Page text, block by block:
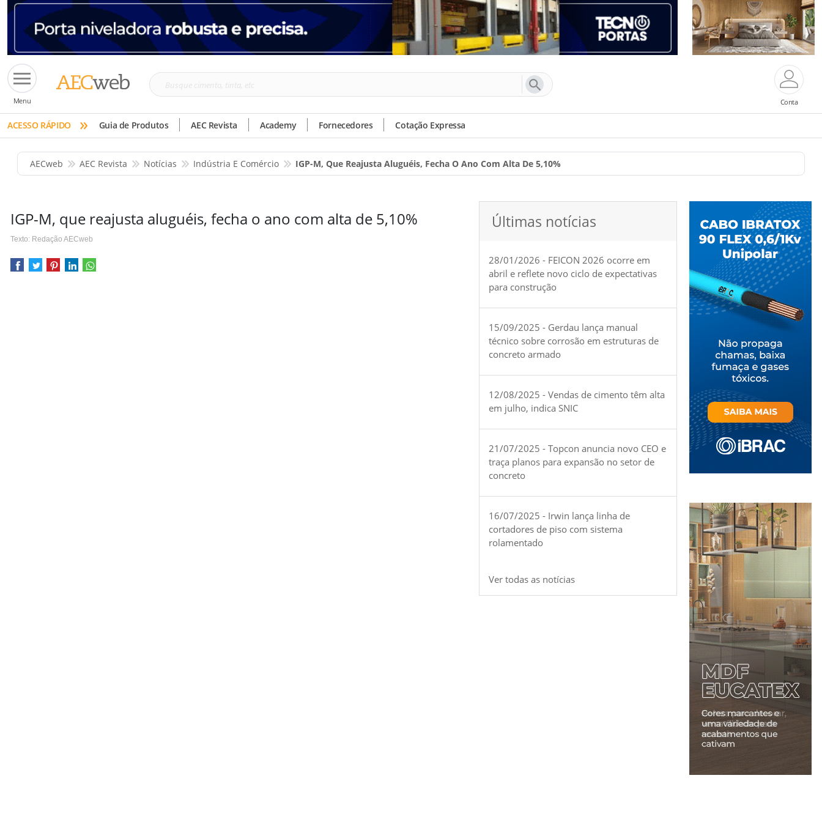
Menu
Busque
tinta,
etc
Conta
ACESSO RÁPIDO » Guia de Produtos AEC Revista Academy Fornecedores Cotação Expressa
AECweb AEC Revista Notícias Indústria E Comércio IGP-M, Que Reajusta Aluguéis, Fecha O Ano Com Alta De 5,10%
IGP-M, que reajusta aluguéis, fecha o ano com alta de 5,10%
Texto: Redação AECweb
Últimas notícias
28/01/2026 - FEICON 2026 ocorre em
abril e reflete novo ciclo de expectativas
para construção
15/09/2025 - Gerdau lança manual
técnico sobre corrosão em estruturas de
concreto armado
12/08/2025 - Vendas de cimento têm alta
em julho, indica SNIC
21/07/2025 - Topcon anuncia novo CEO e
traça planos para expansão no setor de
concreto
16/07/2025 - Irwin lança linha de
cortadores de piso com sistema
rolamentado
Ver todas as notícias